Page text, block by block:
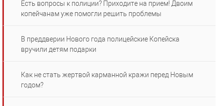
Есть вопросы к полиции? Приходите на прием! Двоим
копейчанам уже помогли решить проблемы
В преддверии Нового года полицейские Копейска
вручили детям подарки
Как не стать жертвой карманной кражи перед Новым
годом?